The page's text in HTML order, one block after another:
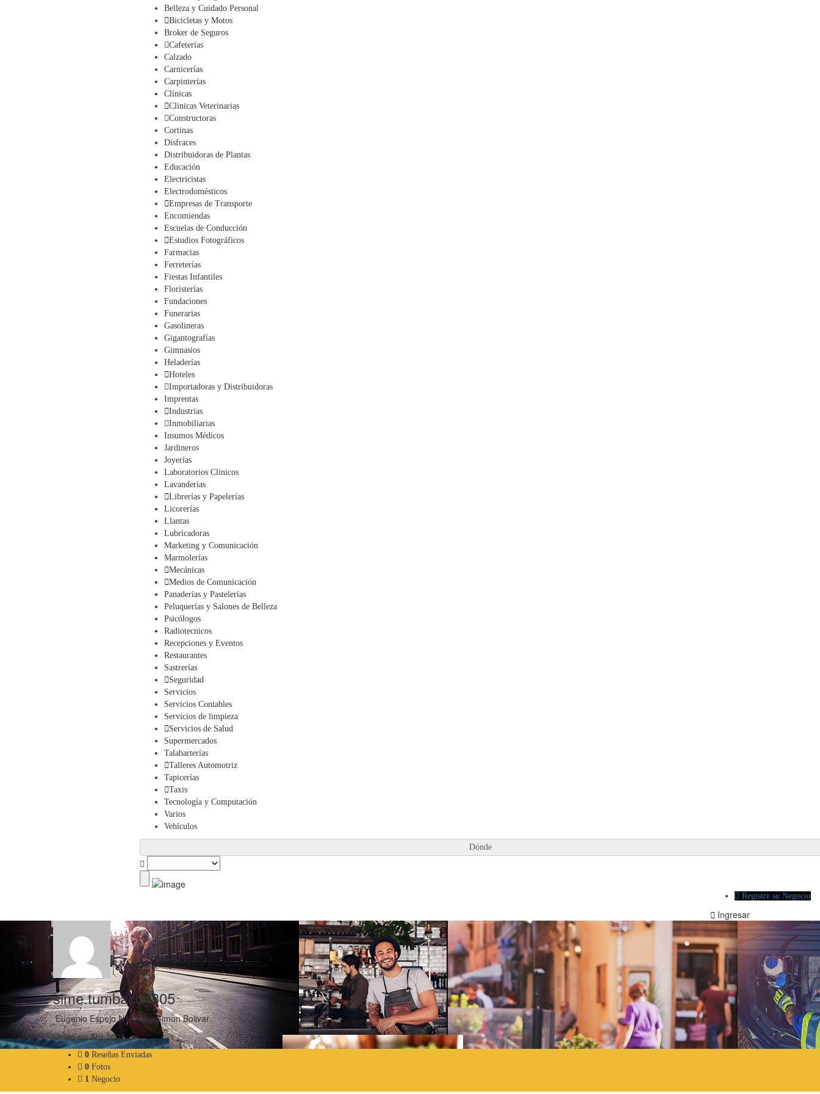
Belleza y Cuidado Personal
Bicicletas y Motos
Broker de Seguros
Cafeterías
Calzado
Carnicerías
Carpinterías
Clínicas
Clinicas Veterinarias
Constructoras
Cortinas
Disfraces
Distribuidoras de Plantas
Educación
Electricistas
Electrodomésticos
Empresas de Transporte
Encomiendas
Escuelas de Conducción
Estudios Fotográficos
Farmacias
Ferreterías
Fiestas Infantiles
Floristerías
Fundaciones
Funerarias
Gasolineras
Gigantografías
Gimnasios
Heladerías
Hoteles
Importadoras y Distribuidoras
Imprentas
Industrias
Inmobiliarias
Insumos Médicos
Jardineros
Joyerías
Laboratorios Clínicos
Lavanderías
Librerías y Papelerías
Licorerías
Llantas
Lubricadoras
Marketing y Comunicación
Marmolerías
Mecánicas
Medios de Comunicación
Panaderías y Pastelerías
Peluquerías y Salones de Belleza
Psicólogos
Radiotecnicos
Recepciones y Eventos
Restaurantes
Sastrerías
Seguridad
Servicios
Servicios Contables
Servicios de limpieza
Servicios de Salud
Supermercados
Talabarterías
Talleres Automotriz
Tapicerías
Taxis
Tecnología y Computación
Varios
Vehículos
Dónde
Registre su Negocio
Ingresar
sime.tumbaco4305
Eugenio Espejo N1-145 y Simon Bolivar.
Unido en Abr 2025
0 Reseñas Enviadas
0 Fotos
1 Negocio